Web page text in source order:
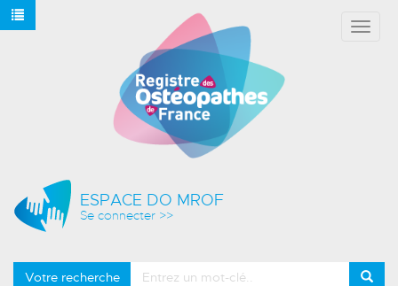
ESPACE DO MROF
Se connecter >>
Votre recherche